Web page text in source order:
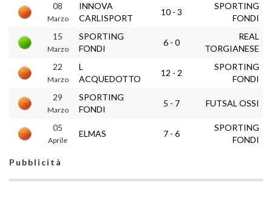
08
Marzo
INNOVA
CARLISPORT
10 - 3
SPORTING
FONDI
15
Marzo
SPORTING
FONDI
6 - 0
REAL
TORGIANESE
22
Marzo
L
ACQUEDOTTO
12 - 2
SPORTING
FONDI
29
Marzo
SPORTING
FONDI
5 - 7 FUTSAL OSSI
05
Aprile
ELMAS 7 - 6
SPORTING
FONDI
Pubblicità